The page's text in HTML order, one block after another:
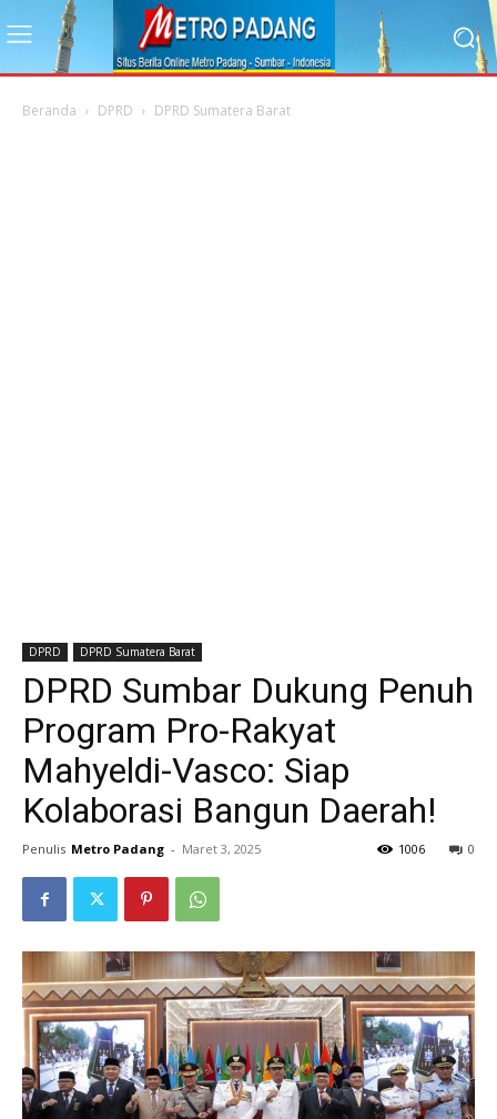
Beranda DPRD DPRD Sumatera Barat
DPRD DPRD Sumatera Barat
DPRD Sumbar Dukung Penuh
Program Pro-Rakyat
Mahyeldi-Vasco: Siap
Kolaborasi Bangun Daerah!
Penulis Metro Padang - Maret 3, 2025 0
1006